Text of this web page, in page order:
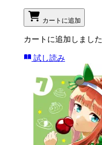
カートに追加
カートに追加しました
試し読み